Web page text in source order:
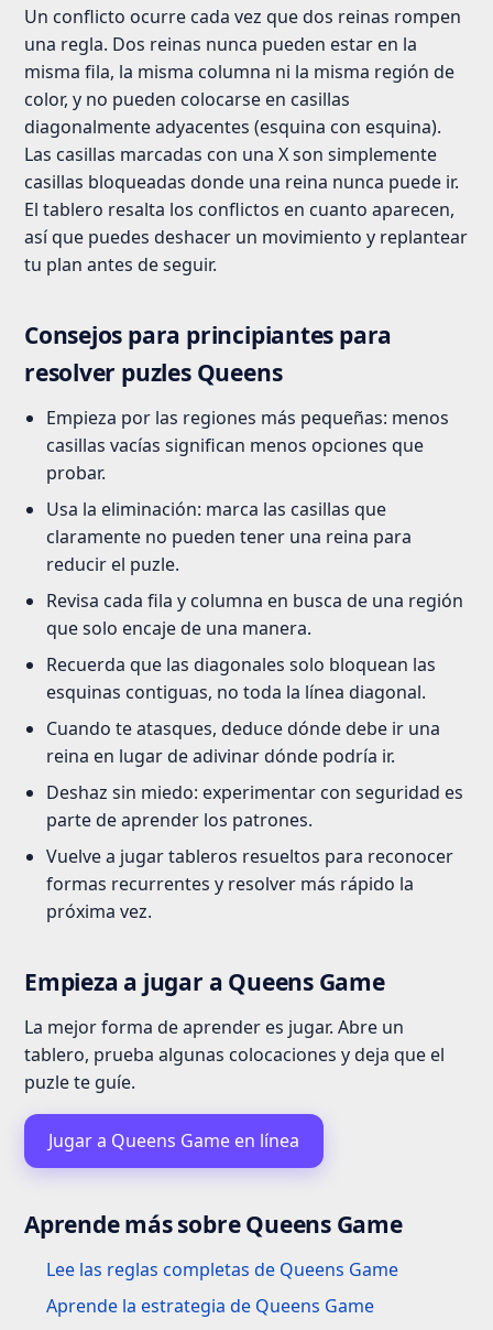
Un conflicto ocurre cada vez que dos reinas rompen
una regla. Dos reinas nunca pueden estar en la
misma fila, la misma columna ni la misma región de
color, y no pueden colocarse en casillas
diagonalmente adyacentes (esquina con esquina).
Las casillas marcadas con una X son simplemente
casillas bloqueadas donde una reina nunca puede ir.
El tablero resalta los conflictos en cuanto aparecen,
así que puedes deshacer un movimiento y replantear
tu plan antes de seguir.
Consejos para principiantes para
resolver puzles Queens
Empieza por las regiones más pequeñas: menos
casillas vacías significan menos opciones que
probar.
Usa la eliminación: marca las casillas que
claramente no pueden tener una reina para
reducir el puzle.
Revisa cada fila y columna en busca de una región
que solo encaje de una manera.
Recuerda que las diagonales solo bloquean las
esquinas contiguas, no toda la línea diagonal.
Cuando te atasques, deduce dónde debe ir una
reina en lugar de adivinar dónde podría ir.
Deshaz sin miedo: experimentar con seguridad es
parte de aprender los patrones.
Vuelve a jugar tableros resueltos para reconocer
formas recurrentes y resolver más rápido la
próxima vez.
Empieza a jugar a Queens Game
La mejor forma de aprender es jugar. Abre un
tablero, prueba algunas colocaciones y deja que el
puzle te guíe.
Jugar a Queens Game en línea
Aprende más sobre Queens Game
Lee las reglas completas de Queens Game
Aprende la estrategia de Queens Game